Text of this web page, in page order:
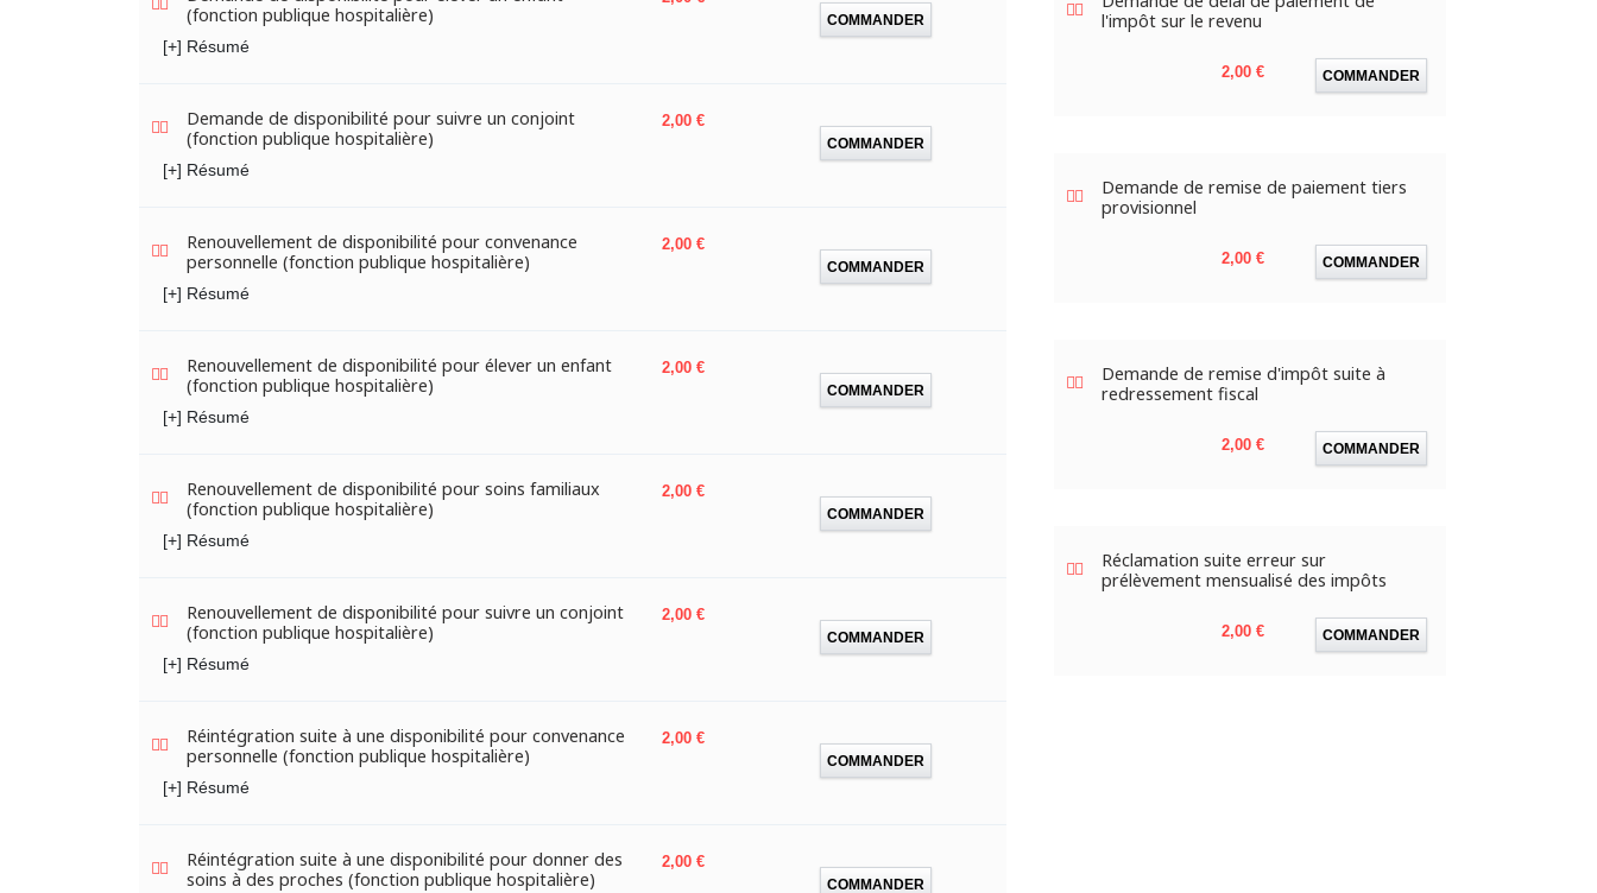
(fonction publique hospitalière)
[+] Résumé
COMMANDER
Demande de disponibilité pour suivre un conjoint
(fonction publique hospitalière)
[+] Résumé
Prix
2,00 €
COMMANDER
Renouvellement de disponibilité pour convenance
personnelle (fonction publique hospitalière)
[+] Résumé
Prix
2,00 €
COMMANDER
Renouvellement de disponibilité pour élever un enfant
(fonction publique hospitalière)
[+] Résumé
Prix
2,00 €
COMMANDER
Renouvellement de disponibilité pour soins familiaux
(fonction publique hospitalière)
[+] Résumé
Prix
2,00 €
COMMANDER
Renouvellement de disponibilité pour suivre un conjoint
(fonction publique hospitalière)
[+] Résumé
Prix
2,00 €
COMMANDER
Réintégration suite à une disponibilité pour convenance
personnelle (fonction publique hospitalière)
[+] Résumé
Prix
2,00 €
COMMANDER
Réintégration suite à une disponibilité pour donner des
soins à des proches (fonction publique hospitalière)
Prix
2,00 €
COMMANDER
l'impôt sur le revenu
Prix
2,00 € COMMANDER
Demande de remise de paiement tiers
provisionnel
Prix
2,00 € COMMANDER
Demande de remise d'impôt suite à
redressement fiscal
Prix
2,00 € COMMANDER
Réclamation suite erreur sur
prélèvement mensualisé des impôts
Prix
2,00 € COMMANDER